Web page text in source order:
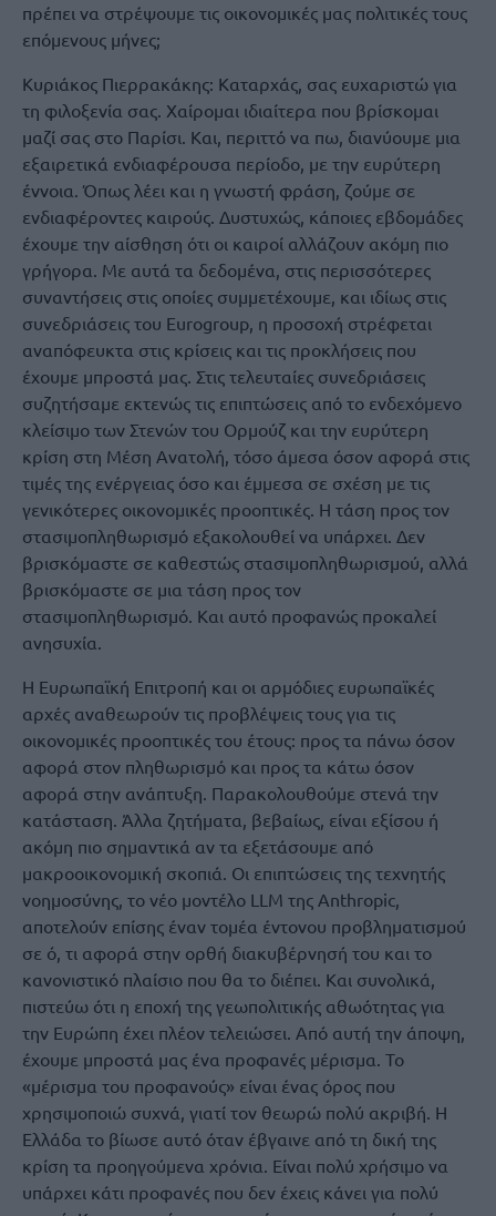
πρέπει να στρέψουμε τις οικονομικές μας πολιτικές τους
επόμενους μήνες;
Κυριάκος Πιερρακάκης: Καταρχάς, σας ευχαριστώ για
τη φιλοξενία σας. Χαίρομαι ιδιαίτερα που βρίσκομαι
μαζί σας στο Παρίσι. Και, περιττό να πω, διανύουμε μια
εξαιρετικά ενδιαφέρουσα περίοδο, με την ευρύτερη
έννοια. Όπως λέει και η γνωστή φράση, ζούμε σε
ενδιαφέροντες καιρούς. Δυστυχώς, κάποιες εβδομάδες
έχουμε την αίσθηση ότι οι καιροί αλλάζουν ακόμη πιο
γρήγορα. Με αυτά τα δεδομένα, στις περισσότερες
συναντήσεις στις οποίες συμμετέχουμε, και ιδίως στις
συνεδριάσεις του Eurogroup, η προσοχή στρέφεται
αναπόφευκτα στις κρίσεις και τις προκλήσεις που
έχουμε μπροστά μας. Στις τελευταίες συνεδριάσεις
συζητήσαμε εκτενώς τις επιπτώσεις από το ενδεχόμενο
κλείσιμο των Στενών του Ορμούζ και την ευρύτερη
κρίση στη Μέση Ανατολή, τόσο άμεσα όσον αφορά στις
τιμές της ενέργειας όσο και έμμεσα σε σχέση με τις
γενικότερες οικονομικές προοπτικές. Η τάση προς τον
στασιμοπληθωρισμό εξακολουθεί να υπάρχει. Δεν
βρισκόμαστε σε καθεστώς στασιμοπληθωρισμού, αλλά
βρισκόμαστε σε μια τάση προς τον
στασιμοπληθωρισμό. Και αυτό προφανώς προκαλεί
ανησυχία.
Η Ευρωπαϊκή Επιτροπή και οι αρμόδιες ευρωπαϊκές
αρχές αναθεωρούν τις προβλέψεις τους για τις
οικονομικές προοπτικές του έτους: προς τα πάνω όσον
αφορά στον πληθωρισμό και προς τα κάτω όσον
αφορά στην ανάπτυξη. Παρακολουθούμε στενά την
κατάσταση. Άλλα ζητήματα, βεβαίως, είναι εξίσου ή
ακόμη πιο σημαντικά αν τα εξετάσουμε από
μακροοικονομική σκοπιά. Οι επιπτώσεις της τεχνητής
νοημοσύνης, το νέο μοντέλο LLM της Anthropic,
αποτελούν επίσης έναν τομέα έντονου προβληματισμού
σε ό, τι αφορά στην ορθή διακυβέρνησή του και το
κανονιστικό πλαίσιο που θα το διέπει. Και συνολικά,
πιστεύω ότι η εποχή της γεωπολιτικής αθωότητας για
την Ευρώπη έχει πλέον τελειώσει. Από αυτή την άποψη,
έχουμε μπροστά μας ένα προφανές μέρισμα. Το
«μέρισμα του προφανούς» είναι ένας όρος που
χρησιμοποιώ συχνά, γιατί τον θεωρώ πολύ ακριβή. Η
Ελλάδα το βίωσε αυτό όταν έβγαινε από τη δική της
κρίση τα προηγούμενα χρόνια. Είναι πολύ χρήσιμο να
υπάρχει κάτι προφανές που δεν έχεις κάνει για πολύ